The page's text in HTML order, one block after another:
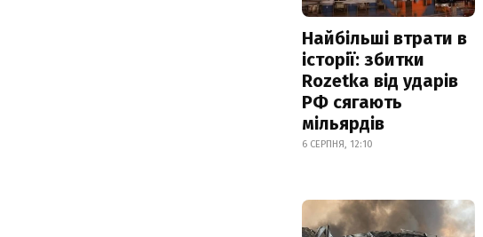
Найбільші втрати в
історії: збитки
Rozetka від ударів
РФ сягають
мільярдів
6 СЕРПНЯ, 12:10